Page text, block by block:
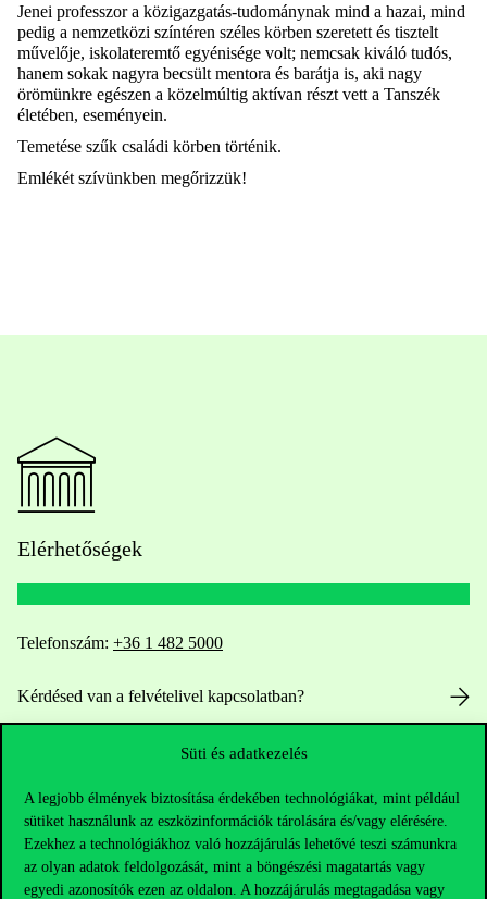
Süti és adatkezelés
A legjobb élmények biztosítása érdekében technológiákat, mint például
sütiket használunk az eszközinformációk tárolására és/vagy elérésére.
Ezekhez a technológiákhoz való hozzájárulás lehetővé teszi számunkra
az olyan adatok feldolgozását, mint a böngészési magatartás vagy
egyedi azonosítók ezen az oldalon. A hozzájárulás megtagadása vagy
Jenei professzor a közigazgatás-tudománynak mind a hazai, mind
pedig a nemzetközi színtéren széles körben szeretett és tisztelt
művelője, iskolateremtő egyénisége volt; nemcsak kiváló tudós,
hanem sokak nagyra becsült mentora és barátja is, aki nagy
örömünkre egészen a közelmúltig aktívan részt vett a Tanszék
életében, eseményein.
Temetése szűk családi körben történik.
Emlékét szívünkben megőrizzük!
Elérhetőségek
Telefonszám: +36 1 482 5000
Kérdésed van a felvételivel kapcsolatban?
HUB jelenlegi hallgatóinknak
Sajtó:press@uni-corvinus.hu